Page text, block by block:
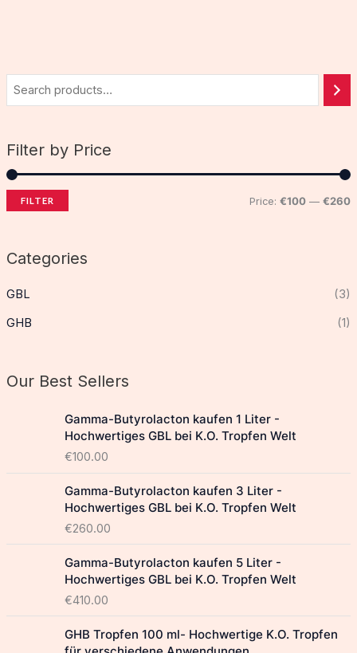
Filter by Price
FILTER Price:€100 —€260
Categories
GBL (3)
GHB (1)
Our Best Sellers
Gamma-Butyrolacton kaufen 1 Liter -
Hochwertiges GBL bei K.O. Tropfen Welt
€100.00
Gamma-Butyrolacton kaufen 3 Liter -
Hochwertiges GBL bei K.O. Tropfen Welt
€260.00
Gamma-Butyrolacton kaufen 5 Liter -
Hochwertiges GBL bei K.O. Tropfen Welt
€410.00
GHB Tropfen 100 ml- Hochwertige K.O. Tropfen